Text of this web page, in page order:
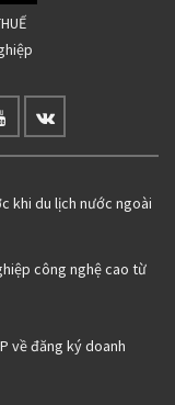
khi du lịch nước ngoài
công nghệ cao từ
về đăng ký doanh